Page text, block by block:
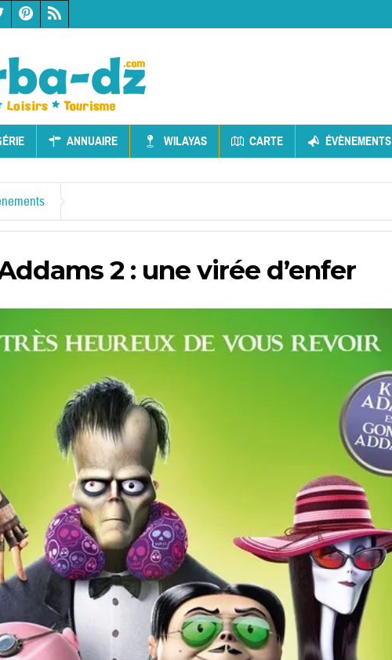
ANNUAIRE WILAYAS CARTE ÉVÈNEMENTS
2 : une virée d’enfer